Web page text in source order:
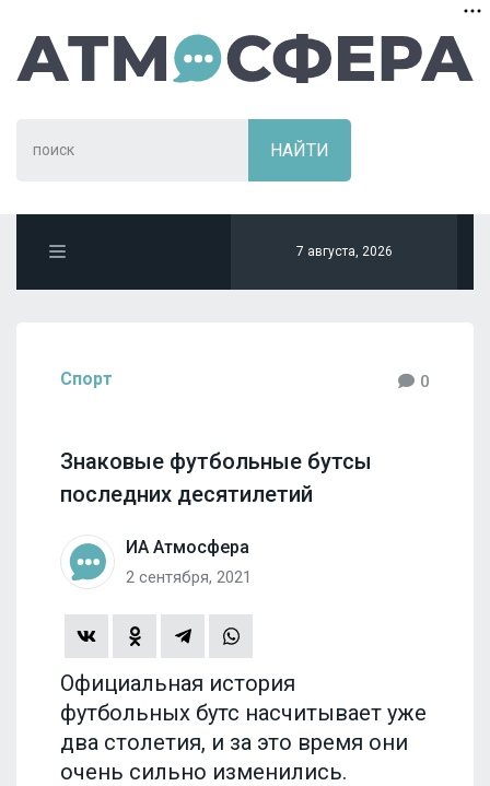
7 августа, 2026
Спорт 0
Знаковые футбольные бутсы
последних десятилетий
ИА Атмосфера
2 сентября, 2021
Официальная история
футбольных бутс насчитывает уже
два столетия, и за это время они
очень сильно изменились.